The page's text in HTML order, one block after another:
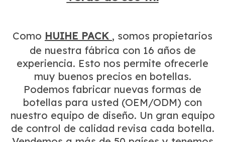
Como HUIHE PACK , somos propietarios
de nuestra fábrica con 16 años de
experiencia. Esto nos permite ofrecerle
muy buenos precios en botellas.
Podemos fabricar nuevas formas de
botellas para usted (OEM/ODM) con
nuestro equipo de diseño. Un gran equipo
de control de calidad revisa cada botella.